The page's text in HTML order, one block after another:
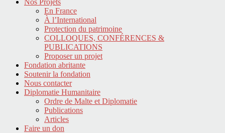
Nos Projets
En France
À l’International
Protection du patrimoine
COLLOQUES, CONFÉRENCES &
PUBLICATIONS
Proposer un projet
Fondation abritante
Soutenir la fondation
Nous contacter
Diplomatie Humanitaire
Ordre de Malte et Diplomatie
Publications
Articles
Faire un don